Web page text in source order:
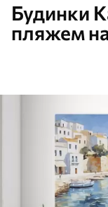
Будинки
пляжем